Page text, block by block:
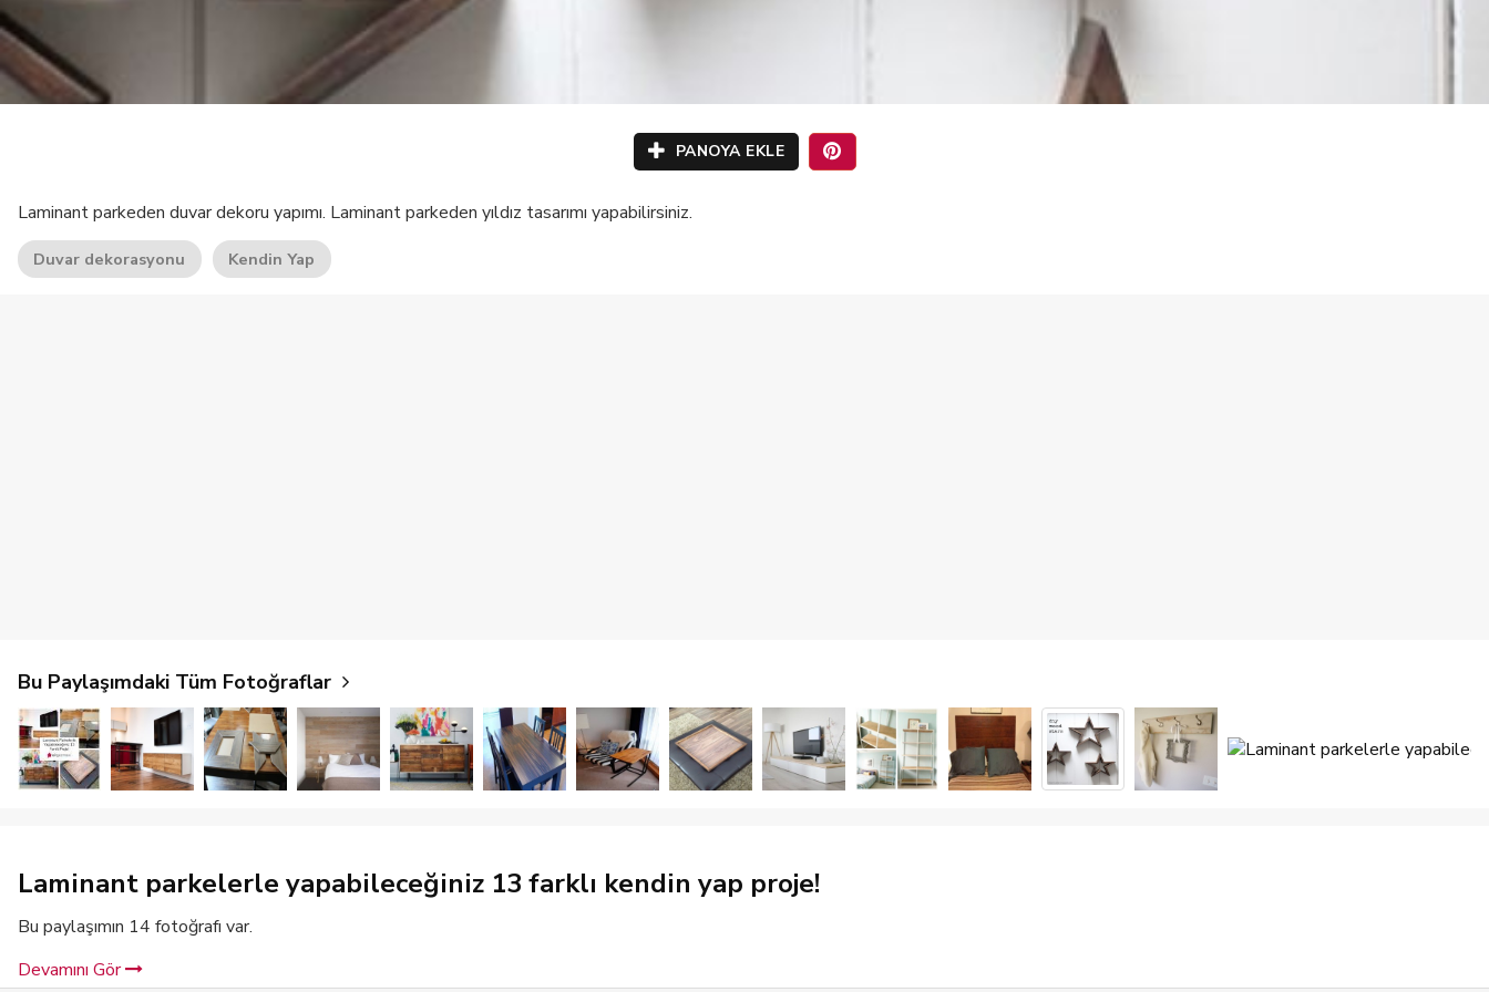
PANOYA EKLE
Laminant parkeden duvar dekoru yapımı. Laminant parkeden yıldız tasarımı yapabilirsiniz.
Duvar dekorasyonu Kendin Yap
Bu Paylaşımdaki Tüm Fotoğraflar
Laminant parkelerle yapabileceğiniz 13 farklı kendin yap proje!
Bu paylaşımın 14 fotoğrafı var.
Devamını Gör